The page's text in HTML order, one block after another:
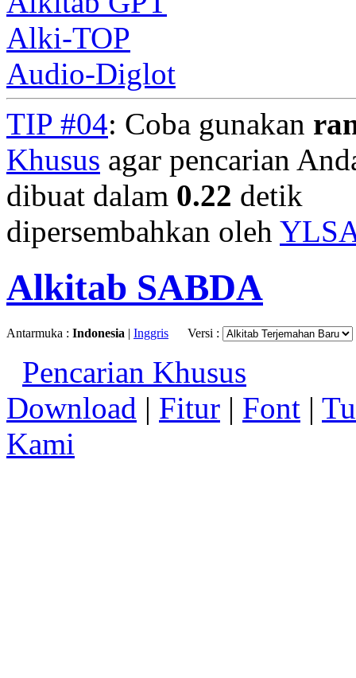
Alki-TOP
Audio-Diglot
TIP #04: Coba gunakan
Khusus agar pencarian
dibuat dalam 0.22 detik
dipersembahkan oleh
Alkitab SABDA
Antarmuka : Indonesia | Inggris Versi :
Pencarian Khusus
Download | Fitur | Font |
Kami